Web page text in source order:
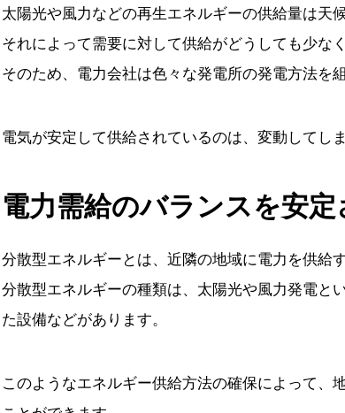
太陽光や風力などの再生エネルギーの供給量は天
それによって需要に対して供給がどうしても少な
そのため、電力会社は色々な発電所の発電方法を
電気が安定して供給されているのは、変動してし
電力需給のバランスを安
分散型エネルギーとは、近隣の地域に電力を供給
分散型エネルギーの種類は、太陽光や風力発電と
た設備などがあります。
このようなエネルギー供給方法の確保によって、